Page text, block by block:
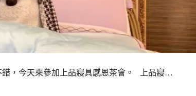
錯，今天來參加上品寢具感恩茶會。 上品寢…